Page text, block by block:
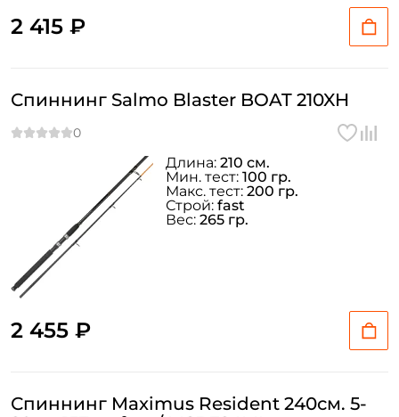
2 415 ₽
Спиннинг Salmo Blaster BOAT 210XH
2 455 ₽
Длина: 210 см.
Мин. тест: 100 гр.
Макс. тест: 200 гр.
Строй: fast
Вес: 265 гр.
Спиннинг Maximus Resident 240см. 5-